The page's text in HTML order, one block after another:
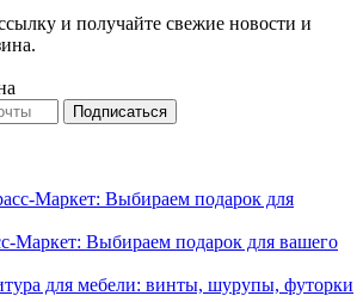
и получайте свежие новости и
Маркет: Выбираем подарок для вашего